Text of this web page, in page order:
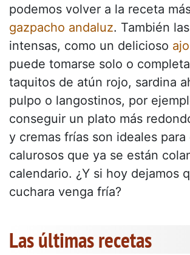
podemos volver a la receta
gazpacho andaluz. También
intensas, como un delicioso
puede tomarse solo o
taquitos de atún rojo, sardina
pulpo o langostinos, por
conseguir un plato más
y cremas frías son ideales para
calurosos que ya se están
calendario. ¿Y si hoy dejamos
cuchara venga fría?
Las últimas recetas